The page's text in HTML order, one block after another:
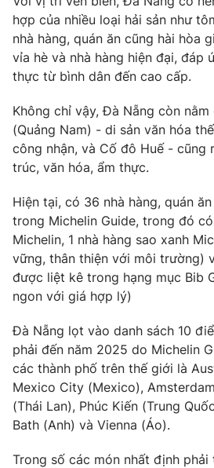
Học trực tuyến
Hitech Công nghệ tương lai
Sản phẩm
Thị trường
Tư vấn
Giao lưu trực tuyến
Lịch phát sóng
Chuyên mục khác
Emagazine
Photo
Video
VTV Money
VTV Sức khoẻ Bất
Thị trường 24h Tấm
VTV4
hợp của nhiều loại hải sản như
nhà hàng, quán ăn cũng hài hòa
vỉa hè và nhà hàng hiện đại, đáp
thực từ bình dân đến cao cấp.
Không chỉ vậy, Đà Nẵng còn
(Quảng Nam) - di sản văn hóa
công nhận, và Cố đô Huế - cũng
trúc, văn hóa, ẩm thực.
Hiện tại, có 36 nhà hàng, quán
trong Michelin Guide, trong đó
Michelin, 1 nhà hàng sao xanh
vững, thân thiện với môi trường)
được liệt kê trong hạng mục Bib
ngon với giá hợp lý)
Đà Nẵng lọt vào danh sách 10
phải đến năm 2025 do Michelin
các thành phố trên thế giới là
Mexico City (Mexico),
(Thái Lan), Phúc Kiến (Trung
Bath (Anh) và Vienna (Áo).
Trong số các món nhất định